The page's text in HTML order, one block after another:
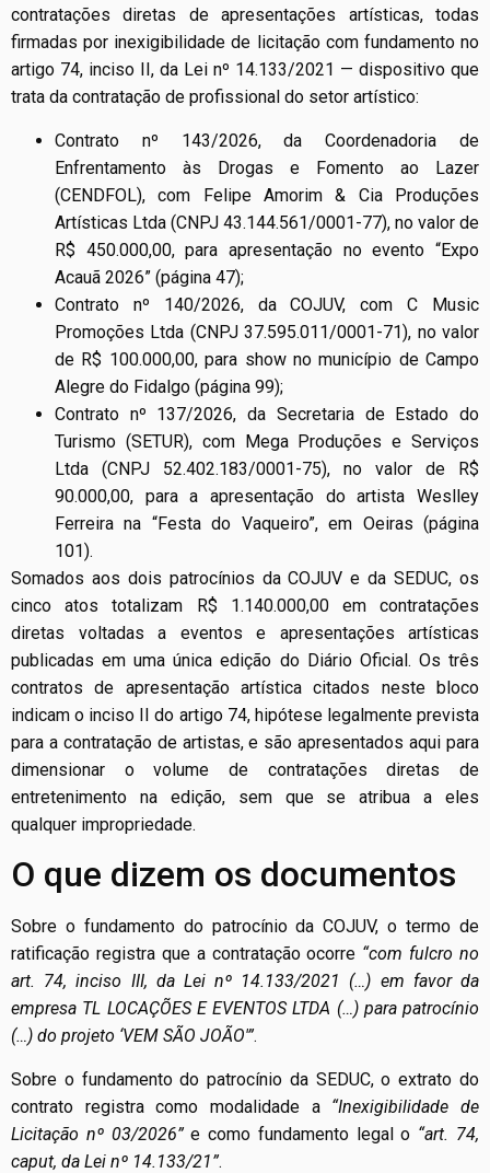
contratações diretas de apresentações artísticas, todas
firmadas por inexigibilidade de licitação com fundamento no
artigo 74, inciso II, da Lei nº 14.133/2021 — dispositivo que
trata da contratação de profissional do setor artístico:
Contrato nº 143/2026, da Coordenadoria de
Enfrentamento às Drogas e Fomento ao Lazer
(CENDFOL), com Felipe Amorim & Cia Produções
Artísticas Ltda (CNPJ 43.144.561/0001-77), no valor de
R$ 450.000,00, para apresentação no evento “Expo
Acauã 2026” (página 47);
Contrato nº 140/2026, da COJUV, com C Music
Promoções Ltda (CNPJ 37.595.011/0001-71), no valor
de R$ 100.000,00, para show no município de Campo
Alegre do Fidalgo (página 99);
Contrato nº 137/2026, da Secretaria de Estado do
Turismo (SETUR), com Mega Produções e Serviços
Ltda (CNPJ 52.402.183/0001-75), no valor de R$
90.000,00, para a apresentação do artista Weslley
Ferreira na “Festa do Vaqueiro”, em Oeiras (página
101).
Somados aos dois patrocínios da COJUV e da SEDUC, os
cinco atos totalizam R$ 1.140.000,00 em contratações
diretas voltadas a eventos e apresentações artísticas
publicadas em uma única edição do Diário Oficial. Os três
contratos de apresentação artística citados neste bloco
indicam o inciso II do artigo 74, hipótese legalmente prevista
para a contratação de artistas, e são apresentados aqui para
dimensionar o volume de contratações diretas de
entretenimento na edição, sem que se atribua a eles
qualquer impropriedade.
O que dizem os documentos
Sobre o fundamento do patrocínio da COJUV, o termo de
ratificação registra que a contratação ocorre “com fulcro no
art. 74, inciso III, da Lei nº 14.133/2021 (…) em favor da
empresa TL LOCAÇÕES E EVENTOS LTDA (…) para patrocínio
(…) do projeto ‘VEM SÃO JOÃO'”.
Sobre o fundamento do patrocínio da SEDUC, o extrato do
contrato registra como modalidade a “Inexigibilidade de
Licitação nº 03/2026”e como fundamento legal o “art. 74,
caput, da Lei nº 14.133/21”.